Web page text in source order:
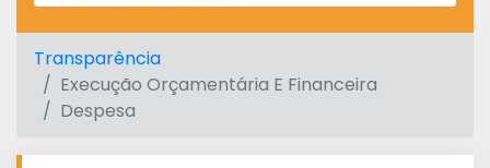
Transparência
Execução Orçamentária E Financeira
Despesa